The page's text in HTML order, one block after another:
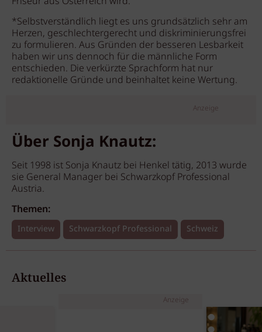
*Selbstverständlich liegt es uns grundsätzlich sehr am
Herzen, geschlechtergerecht und diskriminierungsfrei
zu formulieren. Aus Gründen der besseren Lesbarkeit
haben wir uns dennoch für die männliche Form
entschieden. Die verkürzte Sprachform hat nur
redaktionelle Gründe und beinhaltet keine Wertung.
Anzeige
Über Sonja Knautz:
Seit 1998 ist Sonja Knautz bei Henkel tätig, 2013 wurde
sie General Manager bei Schwarzkopf Professional
Austria.
Themen:
Interview Schwarzkopf Professional Schweiz
Aktuelles
Anzeige